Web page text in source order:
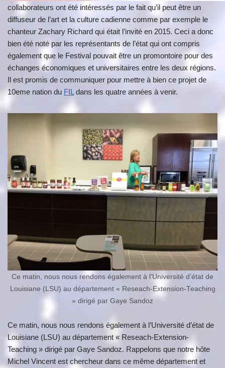
collaborateurs ont été intéressés par le fait qu’il peut être un
diffuseur de l’art et la culture cadienne comme par exemple le
chanteur Zachary Richard qui était l’invité en 2015. Ceci a donc
bien été noté par les représentants de l’état qui ont compris
également que le Festival pouvait être un promontoire pour des
échanges économiques et universitaires entre les deux régions.
Il est promis de communiquer pour mettre à bien ce projet de
10eme nation du FIL dans les quatre années à venir.
Ce matin, nous nous rendons également à l’Université d’état de
Louisiane (LSU) au département « Reseach-Extension-Teaching
» dirigé par Gaye Sandoz
Ce matin, nous nous rendons également à l’Université d’état de
Louisiane (LSU) au département « Reseach-Extension-
Teaching » dirigé par Gaye Sandoz. Rappelons que notre hôte
Michel Vincent est chercheur dans ce même département et